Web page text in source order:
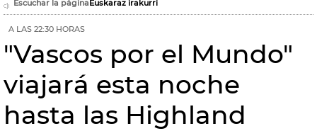
Escuchar la páginaEuskaraz irakurri
A LAS 22:30 HORAS
"Vascos por el Mundo"
viajará esta noche
hasta las Highland